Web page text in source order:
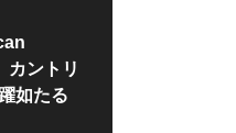
ントリ
如たる